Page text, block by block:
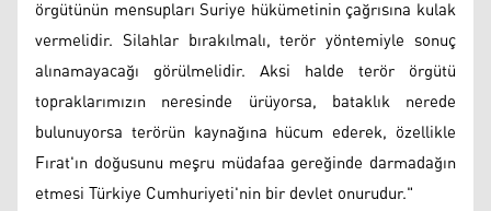
örgütünün mensupları Suriye hükümetinin çağrısına kulak
vermelidir. Silahlar bırakılmalı, terör yöntemiyle sonuç
alınamayacağı görülmelidir. Aksi halde terör örgütü
topraklarımızın neresinde ürüyorsa, bataklık nerede
bulunuyorsa terörün kaynağına hücum ederek, özellikle
Fırat'ın doğusunu meşru müdafaa gereğinde darmadağın
etmesi Türkiye Cumhuriyeti'nin bir devlet onurudur."